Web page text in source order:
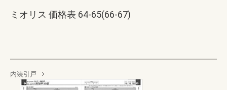
ミオリス 価格表 64-65(66-67)
内装引戸